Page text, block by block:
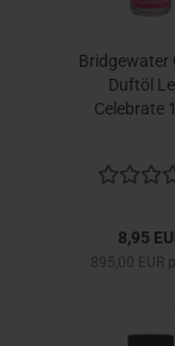
Bridgewater
Duftöl
Celebrate
8,95
895,00 EUR